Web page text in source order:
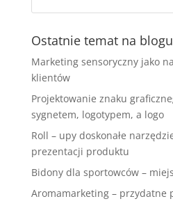
Ostatnie temat na blogu
Marketing sensoryczny jako
klientów
Projektowanie znaku
sygnetem, logotypem, a logo
Roll – upy doskonałe
prezentacji produktu
Bidony dla sportowców –
Aromamarketing – przydatne